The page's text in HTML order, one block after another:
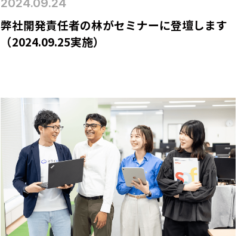
2024.09.24
弊社開発責任者の林がセミナーに登壇します
（2024.09.25実施）